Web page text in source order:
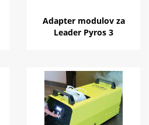
Adapter modulov za
Leader Pyros 3